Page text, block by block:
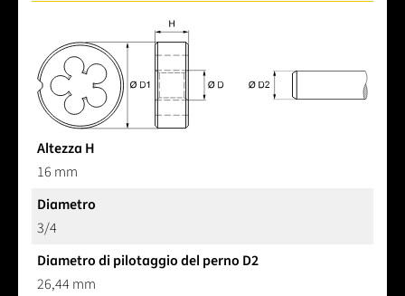
Altezza H
16 mm
Diametro
3/4
Diametro di pilotaggio del perno D2
26,44 mm